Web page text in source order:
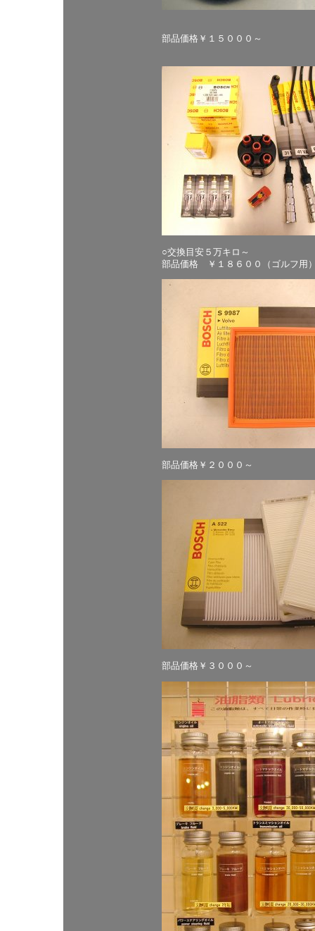
部品価格￥１５０００～
○交換目安５万キロ～
部品価格 ￥１８６００（ゴルフ用
部品価格￥２０００～
部品価格￥３０００～